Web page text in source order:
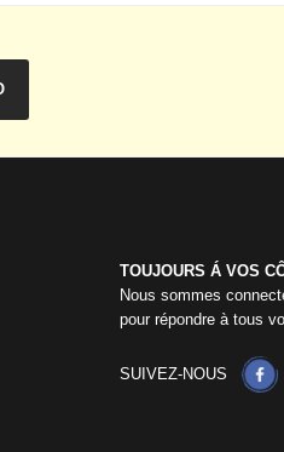
TOUJOURS Á VOS
Nous sommes
pour répondre à tous
SUIVEZ-NOUS